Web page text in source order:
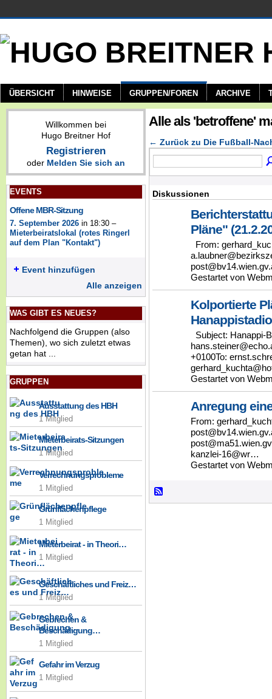
ÜBERSICHT HINWEISE GRUPPEN/FOREN ARCHIVE
Willkommen bei
Hugo Breitner Hof
Registrieren
oder Melden Sie sich an
EVENTS
Offene MBR-Sitzung
7. September 2026 in 18:30 –
Mieterbeiratslokal (rotes Ringerl
auf dem Plan "Kontakt")
Event hinzufügen
Alle anzeigen
WAS GIBT ES NEUES?
Nachfolgend die Gruppen (also
Themen), wo sich zuletzt etwas
getan hat ...
GRUPPEN
Ausstattung des HBH
1 Mitglied
Mieterbeirats-Sitzungen
1 Mitglied
Verrechnungsprobleme
1 Mitglied
Grünflächenpflege
1 Mitglied
Mieterbeirat - in Theori…
1 Mitglied
Geschäftliches und Freiz…
1 Mitglied
Gebrechen &
Beschädigung…
1 Mitglied
Gefahr im Verzug
1 Mitglied
Alle als 'betroffene'
← Zurück zu Die Fußball-
Diskussionen
Pläne"
From:
Gestartet von
Kolportierte
Subject: Hanappi-
+0100To:
Gestartet von
Anregung
From:
kanzlei-16@wr…
Gestartet von